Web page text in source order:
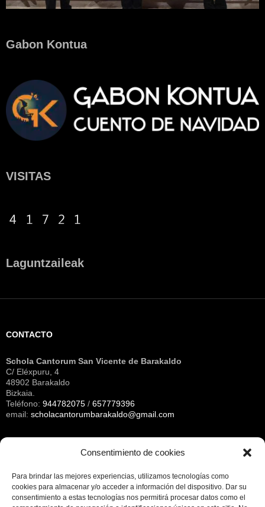
Consentimiento de cookies
Para brindar las mejores experiencias, utilizamos tecnologías como
cookies para almacenar y/o acceder a información del dispositivo. Dar su
consentimiento a estas tecnologías nos permitirá procesar datos como el
Gabon Kontua
VISITAS
Laguntzaileak
CONTACTO
Schola Cantorum San Vicente de Barakaldo
C/ Eléxpuru, 4
48902 Barakaldo
Bizkaia.
Teléfono: 944782075 / 657779396
email: scholacantorumbarakaldo@gmail.com